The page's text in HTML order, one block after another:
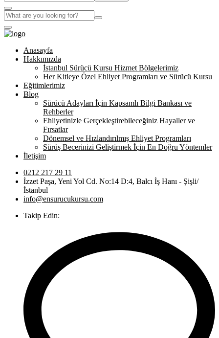
Anasayfa
Hakkımızda
İstanbul Sürücü Kursu Hizmet Bölgelerimiz
Her Kitleye Özel Ehliyet Programları ve Sürücü Kursu
Eğitimlerimiz
Blog
Sürücü Adayları İçin Kapsamlı Bilgi Bankası ve
Rehberler
Ehliyetinizle Gerçekleştirebileceğiniz Hayaller ve
Fırsatlar
Dönemsel ve Hızlandırılmış Ehliyet Programları
Sürüş Becerinizi Geliştirmek İçin En Doğru Yöntemler
İletişim
0212 217 29 11
İzzet Paşa, Yeni Yol Cd. No:14 D:4, Balcı İş Hanı - Şişli/
İstanbul
info@ensurucukursu.com
Takip Edin: